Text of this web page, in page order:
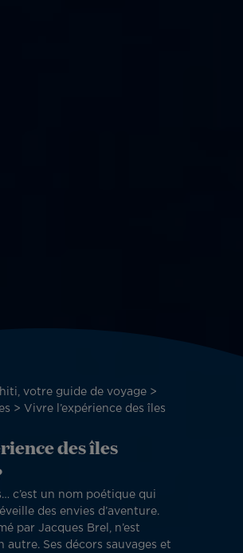
votre guide de voyage
Vivre l’expérience des îles
des îles
c’est un nom poétique qui
des envies d’aventure.
par Jacques Brel, n’est
autre. Ses décors sauvages et